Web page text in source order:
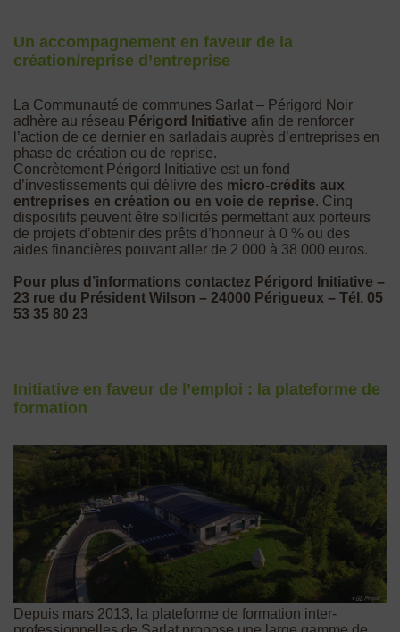
Un accompagnement en faveur de la
création/reprise d’entreprise
La Communauté de communes Sarlat – Périgord Noir
adhère au réseau Périgord Initiative afin de renforcer
l’action de ce dernier en sarladais auprès d’entreprises en
phase de création ou de reprise.
Concrètement Périgord Initiative est un fond
d’investissements qui délivre des micro-crédits aux
entreprises en création ou en voie de reprise. Cinq
dispositifs peuvent être sollicités permettant aux porteurs
de projets d’obtenir des prêts d’honneur à 0 % ou des
aides financières pouvant aller de 2 000 à 38 000 euros.
Pour plus d’informations contactez Périgord Initiative –
23 rue du Président Wilson – 24000 Périgueux – Tél. 05
53 35 80 23
Initiative en faveur de l’emploi : la plateforme de
formation
Depuis mars 2013, la plateforme de formation inter-